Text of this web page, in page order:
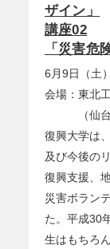
ザイン」
講座02
「災害危
6月9日（土
会場：東北
（仙台市
復興大学は
及び今後の
復興支援、
災害ボラン
た。平成30
生はもちろ